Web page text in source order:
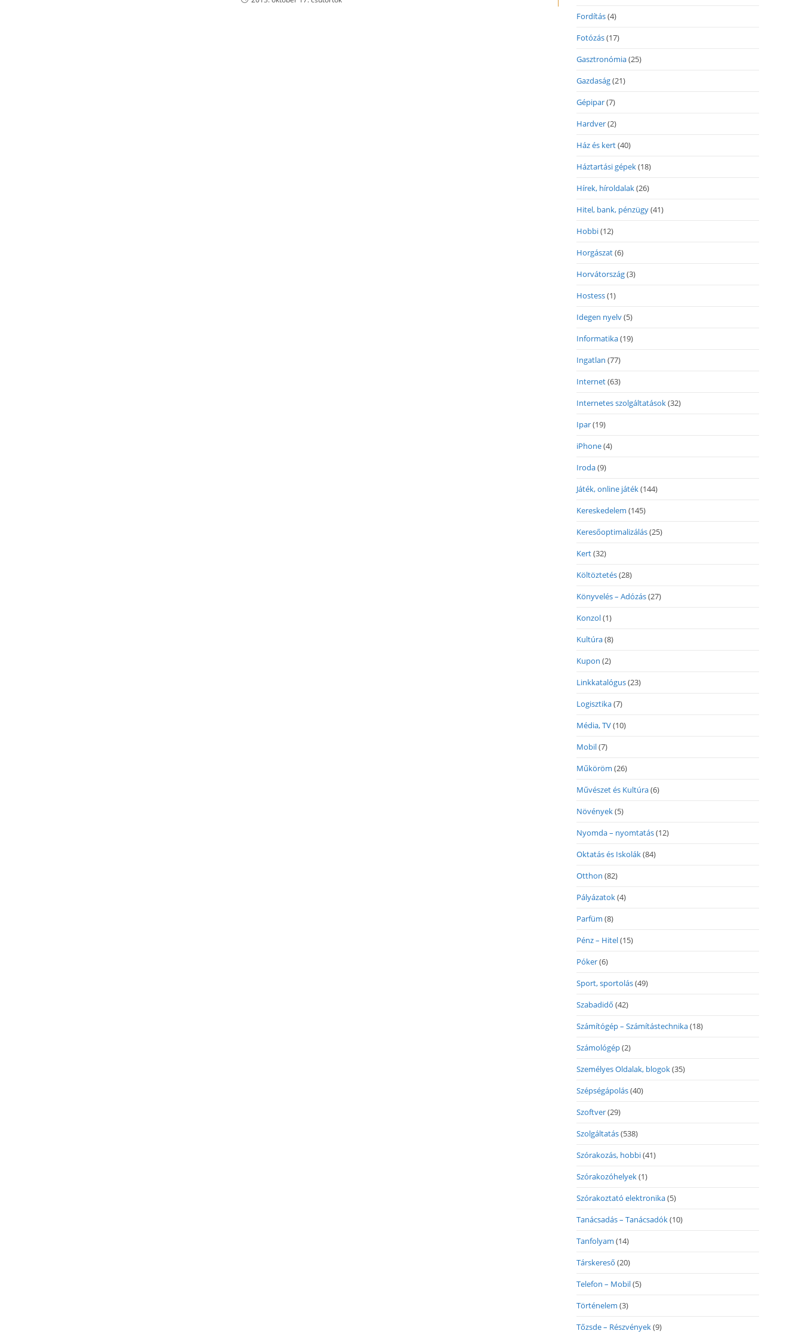
Fordítás(4)
Fotózás(17)
Gasztronómia(25)
Gazdaság(21)
Gépipar(7)
Hardver(2)
Ház és kert(40)
Háztartási gépek(18)
Hírek, híroldalak(26)
Hitel, bank, pénzügy(41)
Hobbi(12)
Horgászat(6)
Horvátország(3)
Hostess(1)
Idegen nyelv(5)
Informatika(19)
Ingatlan (77)
Internet(63)
Internetes szolgáltatások(32)
Ipar(19)
iPhone(4)
Iroda(9)
Játék, online játék(144)
Kereskedelem (145)
Keresőoptimalizálás(25)
Kert(32)
Költöztetés(28)
Könyvelés – Adózás(27)
Konzol(1)
Kultúra(8)
Kupon (2)
Linkkatalógus(23)
Logisztika(7)
Média, TV(10)
Mobil(7)
Műköröm (26)
Művészet és Kultúra(6)
Növények(5)
Nyomda – nyomtatás(12)
Oktatás és Iskolák(84)
Otthon (82)
Pályázatok(4)
Parfüm (8)
Pénz – Hitel(15)
Póker(6)
Sport, sportolás(49)
Szabadidő (42)
Számítógép – Számítástechnika(18)
Számológép(2)
Személyes Oldalak, blogok(35)
Szépségápolás(40)
Szoftver(29)
Szolgáltatás(538)
Szórakozás, hobbi(41)
Szórakozóhelyek(1)
Szórakoztató elektronika(5)
Tanácsadás – Tanácsadók(10)
Tanfolyam (14)
Társkereső (20)
Telefon – Mobil(5)
Történelem (3)
Tőzsde – Részvények(9)